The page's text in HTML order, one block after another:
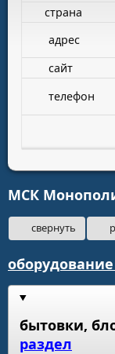
страна
адрес
сайт
телефон
МСК
свернуть
бытовки,
раздел